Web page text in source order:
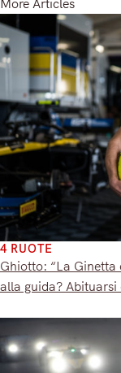
4 RUOTE
Ghiotto: “La Ginetta
alla guida? Abituarsi